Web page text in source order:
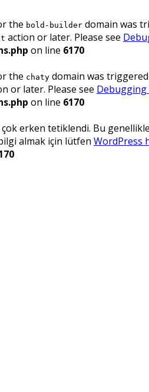
the bold-builder domain was
action or later. Please see
on line 6170
the chaty domain was
or later. Please see Debugging
on line 6170
erken tetiklendi. Bu
almak için lütfen WordPress